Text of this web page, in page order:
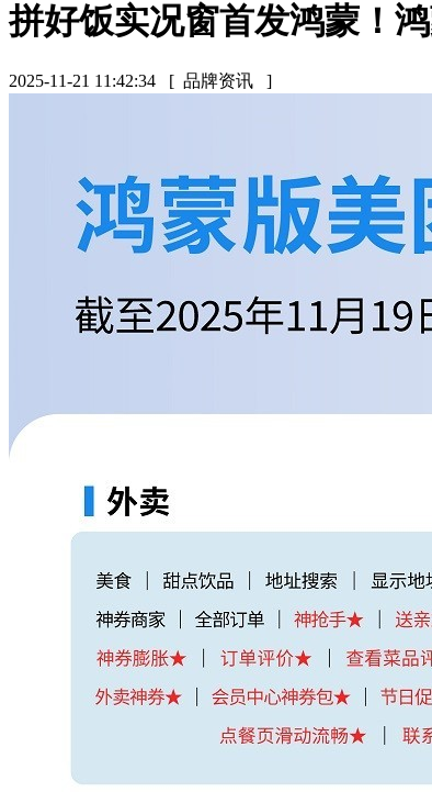
拼好饭实况窗首发鸿蒙！
2025-11-21 11:42:34 [ 品牌资讯 ]